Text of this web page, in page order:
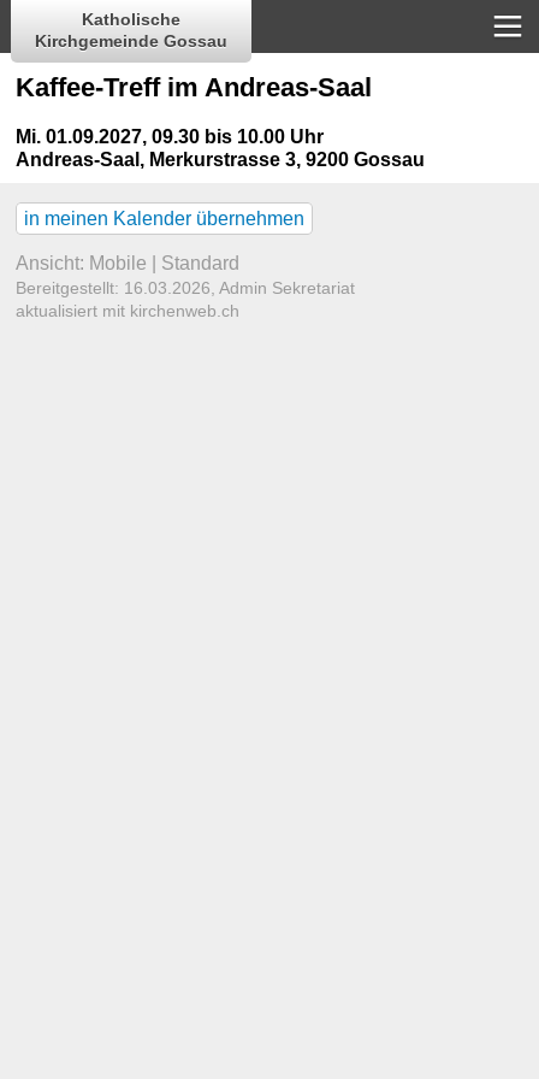
Katholische
Kirchgemeinde Gossau
Kaffee-Treff im Andreas-Saal
Mi. 01.09.2027, 09.30 bis 10.00 Uhr
Andreas-Saal , Merkurstrasse 3, 9200 Gossau
in meinen Kalender übernehmen
Ansicht: Mobile Standard
Bereitgestellt: 16.03.2026,Admin Sekretariat
aktualisiert mit kirchenweb.ch